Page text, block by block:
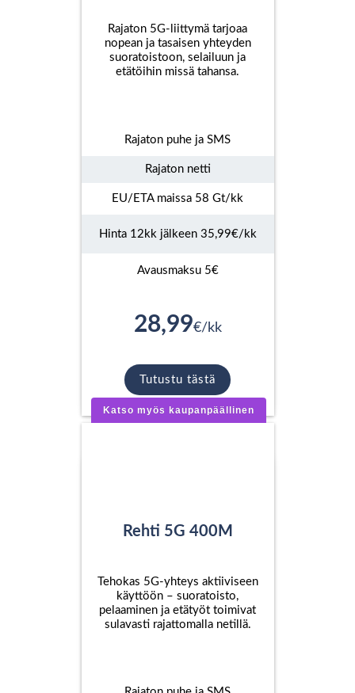
Rajaton 5G-liittymä tarjoaa
nopean ja tasaisen yhteyden
suoratoistoon, selailuun ja
etätöihin missä tahansa.
Rajaton puhe ja SMS
Rajaton netti
EU/ETA maissa 58 Gt/kk
Hinta 12kk jälkeen 35,99€/kk
Avausmaksu 5€
28,99€/kk
Tutustu tästä
Katso myös kaupanpäällinen
Rehti 5G 400M
Tehokas 5G-yhteys aktiiviseen
käyttöön – suoratoisto,
pelaaminen ja etätyöt toimivat
sulavasti rajattomalla netillä.